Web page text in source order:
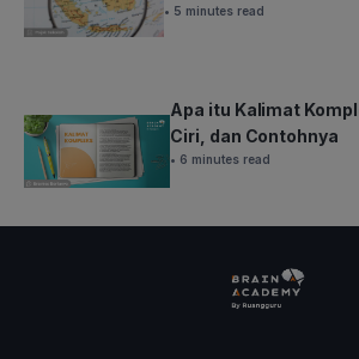
• 5 minutes read
Apa itu Kalimat
Ciri, dan Contohnya
• 6 minutes read